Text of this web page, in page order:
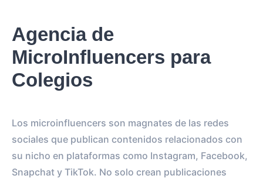
Agencia de
MicroInfluencers para
Colegios
Los microinfluencers son magnates de las redes
sociales que publican contenidos relacionados con
su nicho en plataformas como Instagram, Facebook,
Snapchat y TikTok. No solo crean publicaciones